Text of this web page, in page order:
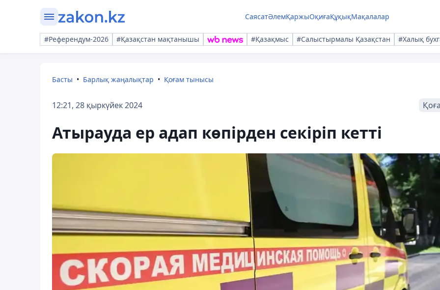
СаясатӘлемҚаржыОқиғаҚұқықМақалалар
#Референдум-2026 #Қазақстан мақтанышы #Қазақмыс #Салыстырмалы Қазақстан #Халық
Басты Барлық жаңалықтар Қоғам тынысы
12:21, 28 қыркүйек 2024
Атырауда ер адап көпірден секіріп кетті